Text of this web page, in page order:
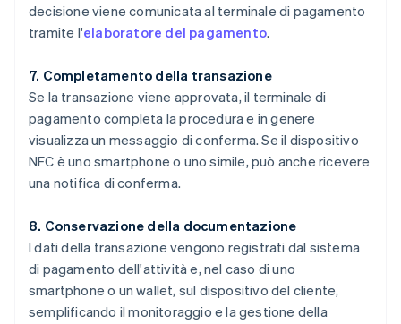
decisione viene comunicata al terminale di pagamento
tramite l'elaboratore del pagamento.
7. Completamento della transazione
Se la transazione viene approvata, il terminale di
pagamento completa la procedura e in genere
visualizza un messaggio di conferma. Se il dispositivo
NFC è uno smartphone o uno simile, può anche ricevere
una notifica di conferma.
8. Conservazione della documentazione
I dati della transazione vengono registrati dal sistema
di pagamento dell'attività e, nel caso di uno
smartphone o un wallet, sul dispositivo del cliente,
semplificando il monitoraggio e la gestione della